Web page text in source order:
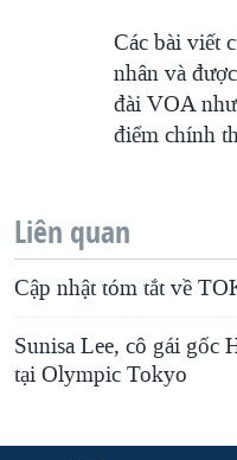
Các bài viết
nhân và
đài VOA
điểm chính
Liên quan
Cập nhật tóm tắt về
Sunisa Lee, cô gái gốc
tại Olympic Tokyo